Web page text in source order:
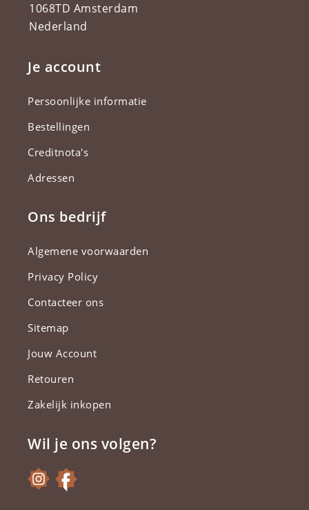
1068TD Amsterdam
Nederland
Je account
Persoonlijke informatie
Bestellingen
Creditnota's
Adressen
Ons bedrijf
Algemene voorwaarden
Privacy Policy
Contacteer ons
Sitemap
Jouw Account
Retouren
Zakelijk inkopen
Wil je ons volgen?